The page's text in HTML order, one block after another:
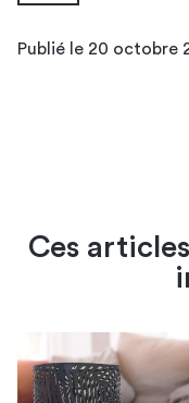
Publié le 20 octobre
Ces